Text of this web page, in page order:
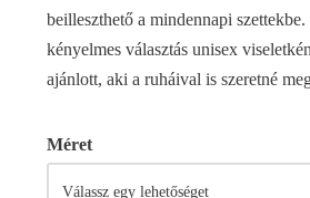
beilleszthető a mindennapi
kényelmes választás unisex
ajánlott, aki a ruháival is szeretné
Méret